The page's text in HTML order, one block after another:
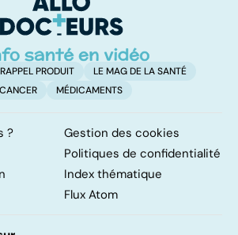
RAPPEL PRODUIT
LE MAG DE LA SANTÉ
CANCER
MÉDICAMENTS
?
Gestion des cookies
Politiques de confidentialité
Index thématique
Flux Atom